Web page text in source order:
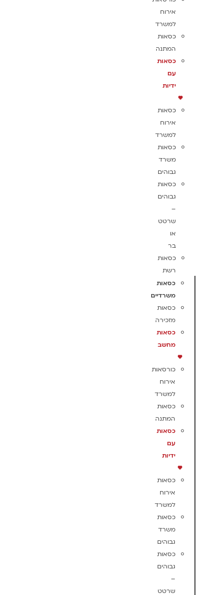
אירוח
למשרד
כסאות
המתנה
כסאות
עם
ידיות
כסאות
אירוח
למשרד
כסאות
משרד
גבוהים
כסאות
גבוהים
–
שרטט
או
בר
כסאות
רשת
כסאות
משרדיים
כסאות
מזכירה
כסאות
מחשב
כורסאות
אירוח
למשרד
כסאות
המתנה
כסאות
עם
ידיות
כסאות
אירוח
למשרד
כסאות
משרד
גבוהים
כסאות
גבוהים
–
שרטט